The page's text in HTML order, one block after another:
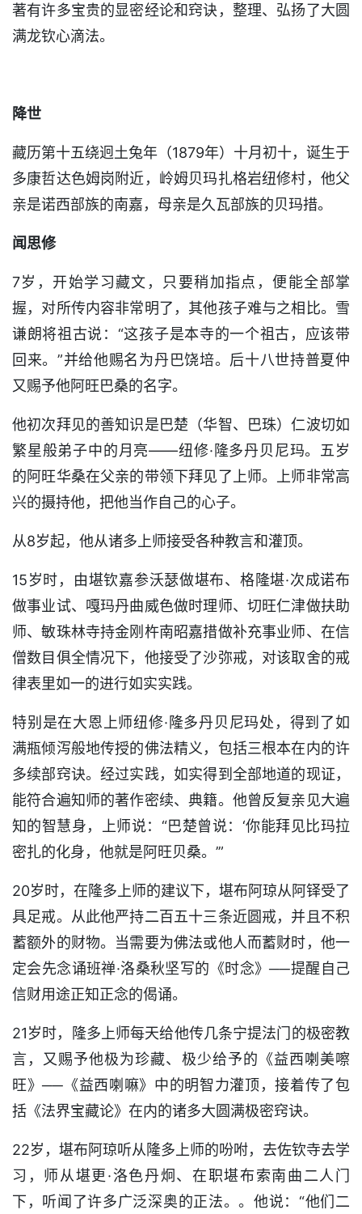
著有许多宝贵的显密经论和窍诀，整理、弘扬了大圆
满龙钦心滴法。
降世
藏历第十五绕迥土兔年（1879年）十月初十，诞生于
多康哲达色姆岗附近，岭姆贝玛扎格岩纽修村，他父
亲是诺西部族的南嘉，母亲是久瓦部族的贝玛措。
闻思修
7岁，开始学习藏文，只要稍加指点，便能全部掌
握，对所传内容非常明了，其他孩子难与之相比。雪
谦朗将祖古说：“这孩子是本寺的一个祖古，应该带
回来。”并给他赐名为丹巴饶培。后十八世持普夏仲
又赐予他阿旺巴桑的名字。
他初次拜见的善知识是巴楚（华智、巴珠）仁波切如
繁星般弟子中的月亮——纽修·隆多丹贝尼玛。五岁
的阿旺华桑在父亲的带领下拜见了上师。上师非常高
兴的摄持他，把他当作自己的心子。
从8岁起，他从诸多上师接受各种教言和灌顶。
15岁时，由堪钦嘉参沃瑟做堪布、格隆堪·次成诺布
做事业试、嘎玛丹曲威色做时理师、切旺仁津做扶助
师、敏珠林寺持金刚杵南昭嘉措做补充事业师、在信
僧数目俱全情况下，他接受了沙弥戒，对该取舍的戒
律表里如一的进行如实实践。
特别是在大恩上师纽修·隆多丹贝尼玛处，得到了如
满瓶倾泻般地传授的佛法精义，包括三根本在内的许
多续部窍诀。经过实践，如实得到全部地道的现证，
能符合遍知师的著作密续、典籍。他曾反复亲见大遍
知的智慧身，上师说：“巴楚曾说：‘你能拜见比玛拉
密扎的化身，他就是阿旺贝桑。’”
20岁时，在隆多上师的建议下，堪布阿琼从阿铎受了
具足戒。从此他严持二百五十三条近圆戒，并且不积
蓄额外的财物。当需要为佛法或他人而蓄财时，他一
定会先念诵班禅·洛桑秋坚写的《时念》──提醒自己
信财用途正知正念的偈诵。
21岁时，隆多上师每天给他传几条宁提法门的极密教
言，又赐予他极为珍藏、极少给予的《益西喇美嚓
旺》──《益西喇嘛》中的明智力灌顶，接着传了包
括《法界宝藏论》在内的诸多大圆满极密窍诀。
22岁，堪布阿琼听从隆多上师的吩咐，去佐钦寺去学
习，师从堪更·洛色丹炯、在职堪布索南曲二人门
下，听闻了许多广泛深奥的正法。。他说：“他们二